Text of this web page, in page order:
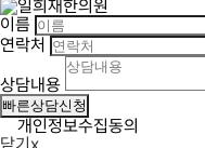
이름
연락처
상담내용
개인정보수집동의